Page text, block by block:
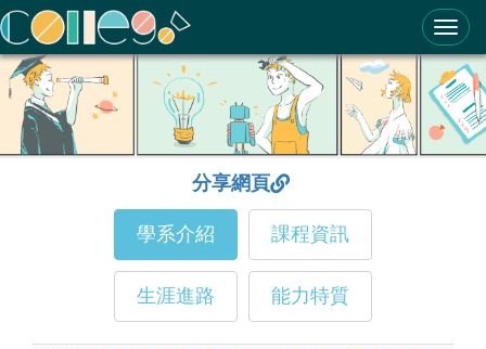
ColleGo! 大學選才與高中育才輔助系統
分享網頁
學系介紹 課程資訊
生涯進路 能力特質